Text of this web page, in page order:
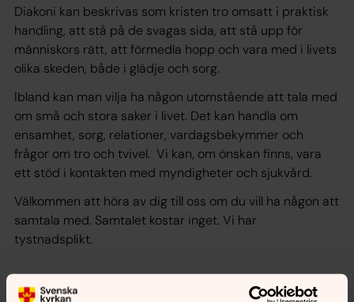
Diakoni kan beskrivas som kristen tro omsatt i praktisk
handling, att stå på de svagas sida, att stå upp för
människors rätt, att förmedla hopp och vara med i livets
olika skeden, både i glädje och sorg.
Ibland kan man vilja ha någon utomstående att tala med
om små och stora saker i livet. Det kan handla om
ensamhet, sorg, relationer, vardagsbekymmer och
frågor om tro och tvivel. Vi kan, om önskan finns, vara
ett stöd i kontakten med myndigheter och sjukvård.
Välkommen att höra av dig till oss om du vill ha någon att
samtala med. Samtalet kostar inget. Vi har
tystnadsplikt.
Diakonens löften